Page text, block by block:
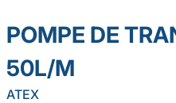
POMPE DE
50L/M
ATEX